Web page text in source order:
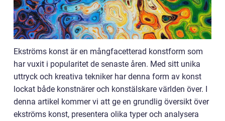
Ekströms konst är en mångfacetterad konstform som
har vuxit i popularitet de senaste åren. Med sitt unika
uttryck och kreativa tekniker har denna form av konst
lockat både konstnärer och konstälskare världen över. I
denna artikel kommer vi att ge en grundlig översikt över
ekströms konst, presentera olika typer och analysera